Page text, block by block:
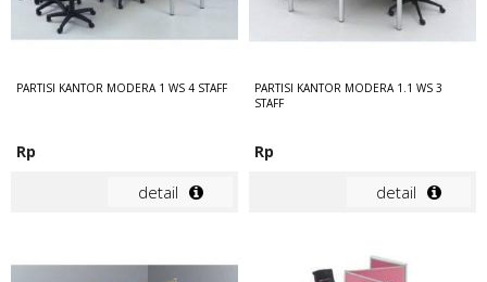
PARTISI KANTOR MODERA 1 WS 4 STAFF
Rp
detail
PARTISI KANTOR MODERA 1.1 WS 3
STAFF
Rp
detail